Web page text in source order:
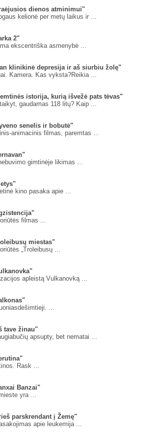
dienos atminimui"
kelionė per metų laikus ir ...
2"
ekscentriška asmenybė ...
klinikinė depresija ir aš siurbiu žolę"
Kamera. Kas vyksta?Reikia ...
istorija, kurią išvežė pats tėvas"
gaudamas 118 litų? Kaip ...
senelis ir bobutė"
animacinis filmas, paremtas ...
gimtinėje likimas ...
kino pasaka apie ...
filmas ...
miestas"
„Troleibusų ...
apleistą Vulkanovką ...
...
tave žinau"
apsupty, bet nematai ...
Rask ...
Banzai"
yra ...
parskrendant į Žemę"
apie leukemija ...